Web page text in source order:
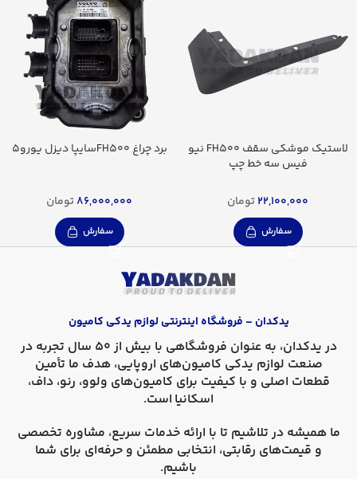
لاستیک موشکی سقف FH500 نیو
فیس سه خط چپ
22,100,000تومان
سفارش
برد چراغ FH500سایپا دیزل یورو5
86,000,000تومان
سفارش
یدکدان – فروشگاه اینترنتی لوازم یدکی کامیون
در یدکدان
، به عنوان فروشگاهی با بیش از 50 سال تجربه در
صنعت لوازم یدکی کامیون‌های اروپایی، هدف ما تأمین
قطعات اصلی و با کیفیت برای کامیون‌های ولوو، رنو، داف،
اسکانیا است.
ما همیشه در تلاشیم تا با ارائه خدمات سریع، مشاوره تخصصی
و قیمت‌های رقابتی، انتخابی مطمئن و حرفه‌ای برای شما
باشیم.